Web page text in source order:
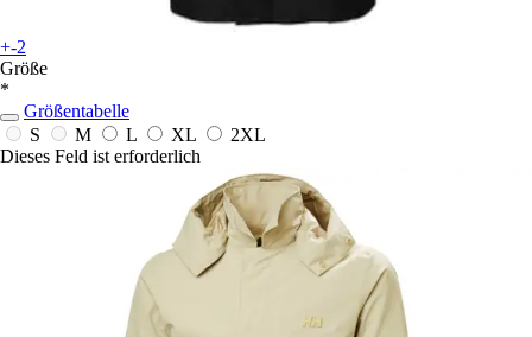
+-2
Größe
*
Größentabelle
S
M L XL
2XL
Dieses Feld ist erforderlich